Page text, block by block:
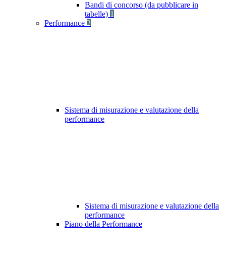
Bandi di concorso (da pubblicare in
tabelle) 1
Performance 2
Sistema di misurazione e valutazione della
performance
Sistema di misurazione e valutazione della
performance
Piano della Performance